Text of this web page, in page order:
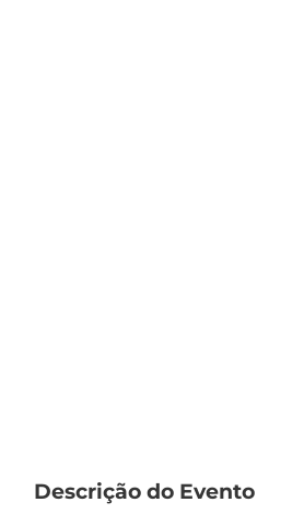
Descrição do Evento